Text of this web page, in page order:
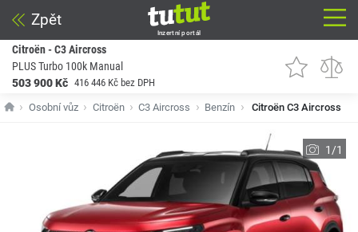
Zpět
Inzertní portál
Citroën - C3 Aircross
PLUS Turbo 100k Manual
503 900 Kč 416 446 Kč bez DPH
Osobní vůz Citroën C3 Aircross Benzín Citroën C3 Aircross
1/1